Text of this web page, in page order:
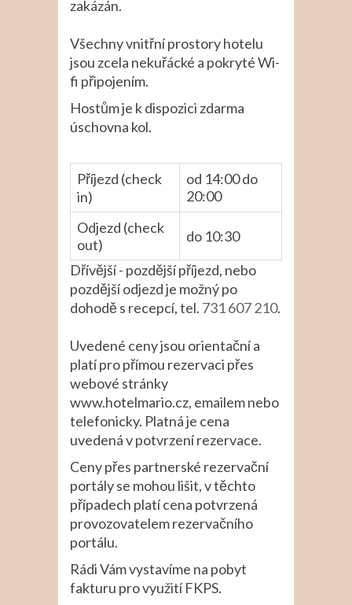
zakázán.
Všechny vnitřní prostory hotelu
jsou zcela nekuřácké a pokryté Wi-
fi připojením.
Hostům je k dispozici zdarma
úschovna kol.
Příjezd (check
in)
od 14:00 do
20:00
Odjezd (check
out)
do 10:30
Dřívější - pozdější příjezd, nebo
pozdější odjezd je možný po
dohodě s recepcí, tel. 731 607 210.
Uvedené ceny jsou orientační a
platí pro přímou rezervaci přes
webové stránky
www.hotelmario.cz, emailem nebo
telefonicky. Platná je cena
uvedená v potvrzení rezervace.
Ceny přes partnerské rezervační
portály se mohou lišit, v těchto
případech platí cena potvrzená
provozovatelem rezervačního
portálu.
Rádi Vám vystavíme na pobyt
fakturu pro využití FKPS.